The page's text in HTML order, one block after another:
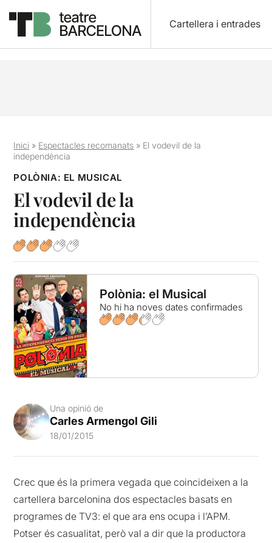
Cartellera i entrades
Inici » Espectacles recomanats » El vodevil de la
independència
POLÒNIA: EL MUSICAL
El vodevil de la
independència
Polònia: el Musical
No hi ha noves dates confirmades
Una opinió de
Carles Armengol Gili
18/01/2015
Crec que és la primera vegada que coincideixen a la
cartellera barcelonina dos espectacles basats en
programes de TV3: el que ara ens ocupa i l’APM.
Potser és casualitat, però val a dir que la productora